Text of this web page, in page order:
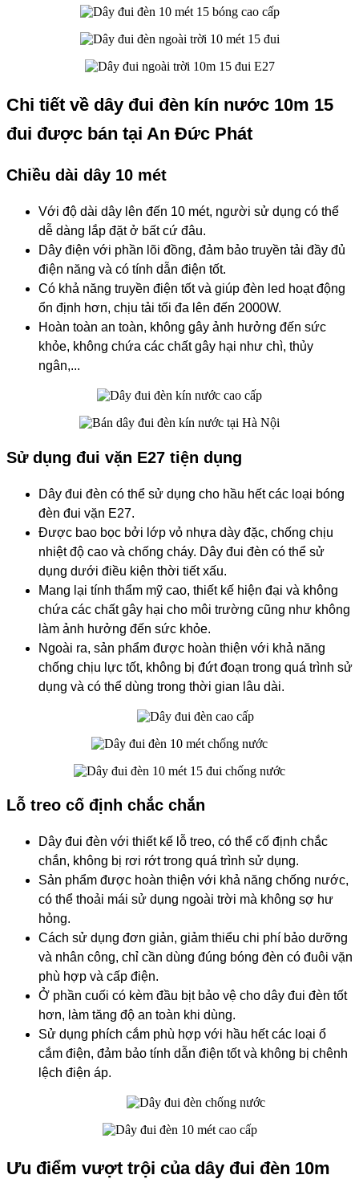
Chi tiết về dây đui đèn kín nước 10m 15
đui được bán tại An Đức Phát
Chiều dài dây 10 mét
Với độ dài dây lên đến 10 mét, người sử dụng có thể
dễ dàng lắp đặt ở bất cứ đâu.
Dây điện với phần lõi đồng, đảm bảo truyền tải đầy đủ
điện năng và có tính dẫn điện tốt.
Có khả năng truyền điện tốt và giúp đèn led hoạt động
ổn định hơn, chịu tải tối đa lên đến 2000W.
Hoàn toàn an toàn, không gây ảnh hưởng đến sức
khỏe, không chứa các chất gây hại như chì, thủy
ngân,...
Sử dụng đui vặn E27 tiện dụng
Dây đui đèn có thể sử dụng cho hầu hết các loại bóng
đèn đui vặn E27.
Được bao bọc bởi lớp vỏ nhựa dày đặc, chống chịu
nhiệt độ cao và chống cháy. Dây đui đèn có thể sử
dụng dưới điều kiện thời tiết xấu.
Mang lại tính thẩm mỹ cao, thiết kế hiện đại và không
chứa các chất gây hại cho môi trường cũng như không
làm ảnh hưởng đến sức khỏe.
Ngoài ra, sản phẩm được hoàn thiện với khả năng
chống chịu lực tốt, không bị đứt đoạn trong quá trình sử
dụng và có thể dùng trong thời gian lâu dài.
Lỗ treo cố định chắc chắn
Dây đui đèn với thiết kế lỗ treo, có thể cố định chắc
chắn, không bị rơi rớt trong quá trình sử dụng.
Sản phẩm được hoàn thiện với khả năng chống nước,
có thể thoải mái sử dụng ngoài trời mà không sợ hư
hỏng.
Cách sử dụng đơn giản, giảm thiểu chi phí bảo dưỡng
và nhân công, chỉ cần dùng đúng bóng đèn có đuôi vặn
phù hợp và cấp điện.
Ở phần cuối có kèm đầu bịt bảo vệ cho dây đui đèn tốt
hơn, làm tăng độ an toàn khi dùng.
Sử dụng phích cắm phù hợp với hầu hết các loại ổ
cắm điện, đảm bảo tính dẫn điện tốt và không bị chênh
lệch điện áp.
Ưu điểm vượt trội của dây đui đèn 10m